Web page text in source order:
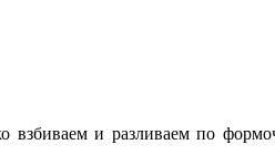
взбиваем и разливаем по